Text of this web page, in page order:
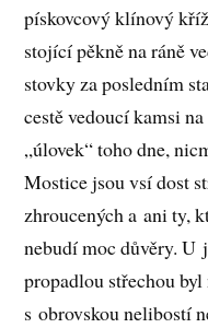
pískovcový klínový
stojící pěkně na ráně
stovky za posledním
cestě vedoucí kamsi
„úlovek“ toho dne,
Mostice jsou vsí dost
zhroucených a ani ty,
nebudí moc důvěry. U
propadlou střechou
s obrovskou nelibostí